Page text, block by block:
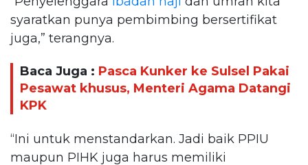
syaratkan punya pembimbing bersertifikat
juga,” terangnya.
Baca Juga : Pasca Kunker ke Sulsel Pakai
Pesawat khusus, Menteri Agama Datangi
KPK
“Ini untuk menstandarkan. Jadi baik PPIU
maupun PIHK juga harus memiliki